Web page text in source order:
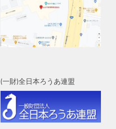
(一財)全日本ろうあ連盟